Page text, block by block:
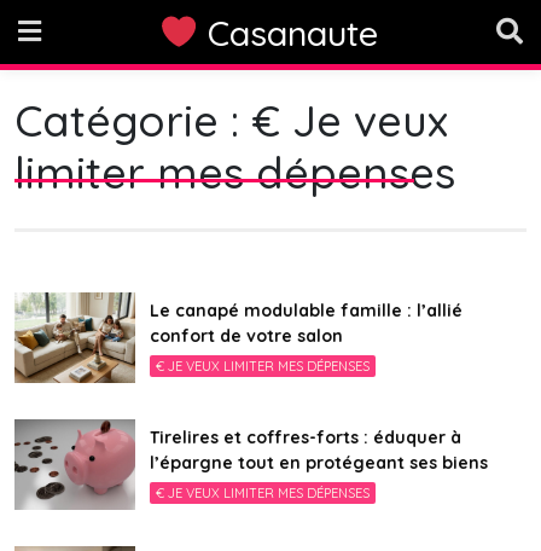
content
Casanaute
Catégorie : € Je veux
limiter mes dépenses
Le canapé modulable famille : l’allié
confort de votre salon
€ JE VEUX LIMITER MES DÉPENSES
Tirelires et coffres-forts : éduquer à
l’épargne tout en protégeant ses biens
€ JE VEUX LIMITER MES DÉPENSES